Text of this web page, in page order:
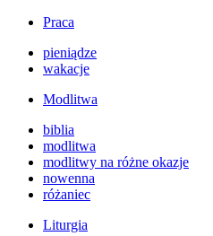
Praca
pieniądze
wakacje
Modlitwa
biblia
modlitwa
modlitwy na różne okazje
nowenna
różaniec
Liturgia